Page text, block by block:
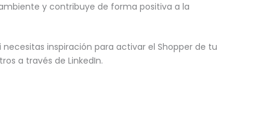
y contribuye de forma positiva a la
necesitas inspiración para activar el Shopper de tu
a través de LinkedIn.